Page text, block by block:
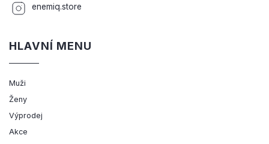
enemiq.store
HLAVNÍ MENU
Muži
Ženy
Výprodej
Akce